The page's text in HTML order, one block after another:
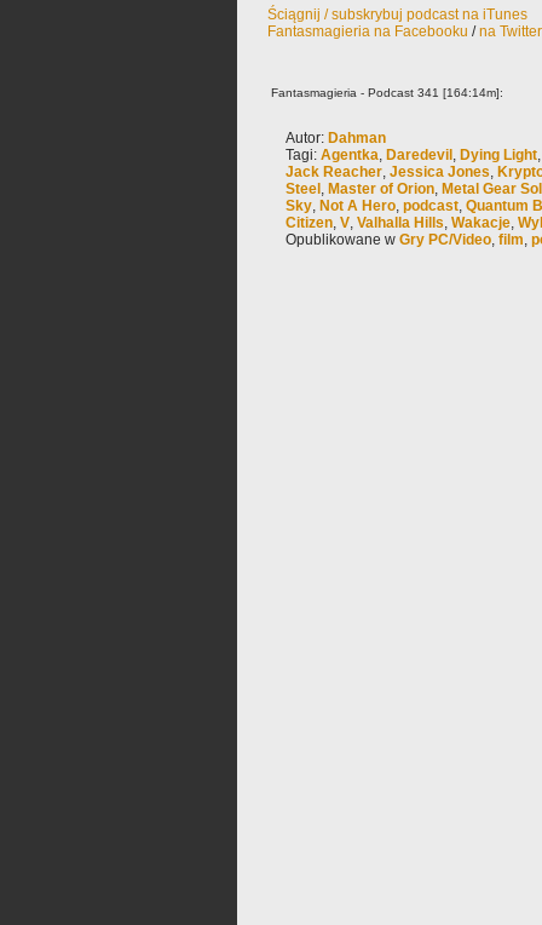
Ściągnij / subskrybuj podcast na iTunes
Fantasmagieria na Facebooku /na
Fantasmagieria - Podcast 341 [164:14m]:
Autor: Dahman
Tagi: Agentka Daredevil Dying Light
Jack Reacher Jessica Jones
Steel Master of Orion Metal Gear
Sky Not A Hero podcast Quantum
Citizen V Valhalla Hills Wakacje
Opublikowane w Gry PC/Video film